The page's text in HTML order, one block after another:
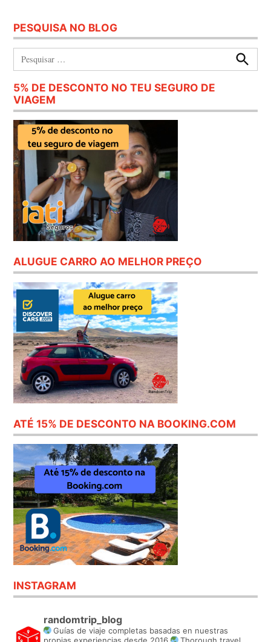
PESQUISA NO BLOG
Pesquisar:
5% DE DESCONTO NO TEU SEGURO DE
VIAGEM
ALUGUE CARRO AO MELHOR PREÇO
ATÉ 15% DE DESCONTO NA BOOKING.COM
INSTAGRAM
randomtrip_blog
Guías de viaje completas basadas en nuestras
propias experiencias desde 2016
Thorough travel